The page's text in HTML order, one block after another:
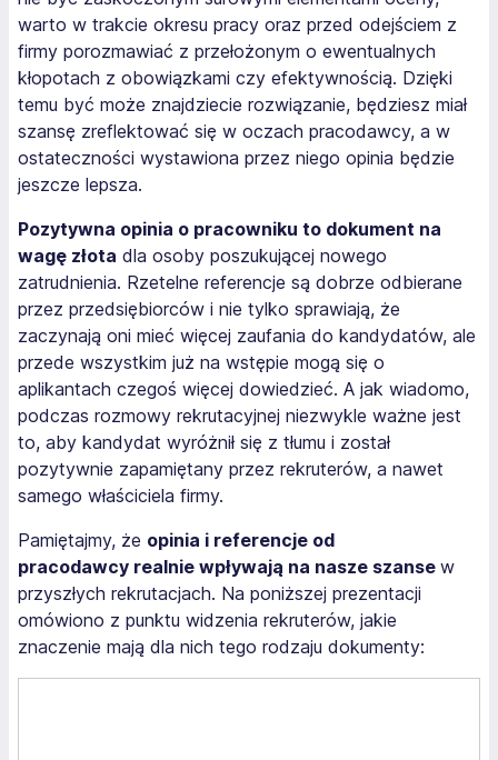
warto w trakcie okresu pracy oraz przed odejściem z
firmy porozmawiać z przełożonym o ewentualnych
kłopotach z obowiązkami czy efektywnością. Dzięki
temu być może znajdziecie rozwiązanie, będziesz miał
szansę zreflektować się w oczach pracodawcy, a w
ostateczności wystawiona przez niego opinia będzie
jeszcze lepsza.
Pozytywna opinia o pracowniku to dokument na
wagę złota dla osoby poszukującej nowego
zatrudnienia. Rzetelne referencje są dobrze odbierane
przez przedsiębiorców i nie tylko sprawiają, że
zaczynają oni mieć więcej zaufania do kandydatów, ale
przede wszystkim już na wstępie mogą się o
aplikantach czegoś więcej dowiedzieć. A jak wiadomo,
podczas rozmowy rekrutacyjnej niezwykle ważne jest
to, aby kandydat wyróżnił się z tłumu i został
pozytywnie zapamiętany przez rekruterów, a nawet
samego właściciela firmy.
Pamiętajmy, że opinia i referencje od
pracodawcy realnie wpływają na nasze szanse w
przyszłych rekrutacjach. Na poniższej prezentacji
omówiono z punktu widzenia rekruterów, jakie
znaczenie mają dla nich tego rodzaju dokumenty: